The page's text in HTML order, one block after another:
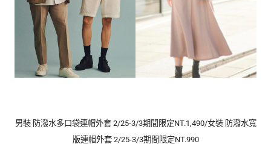
男裝 防潑水多口袋連帽外套 2/25-3/3期間限定NT.1,490/女裝 防潑水寬
版連帽外套 2/25-3/3期間限定NT.990